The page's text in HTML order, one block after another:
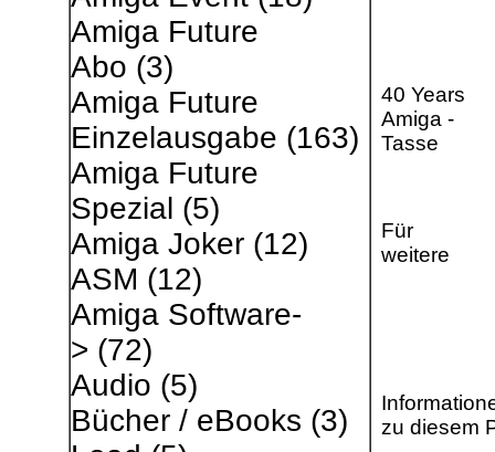
Amiga Future
Abo (3)
Amiga Future
Einzelausgabe (163)
Amiga Future
Spezial (5)
Amiga Joker (12)
ASM (12)
Amiga Software-
> (72)
Audio (5)
Bücher / eBooks (3)
40 Years
Amiga -
Tasse
Für
weitere
zu diesem